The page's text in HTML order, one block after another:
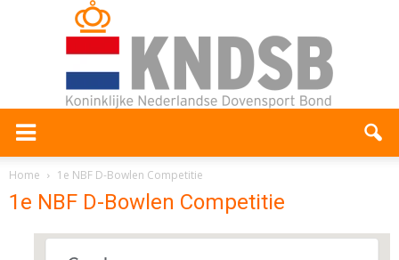
Home 1e NBF D-Bowlen Competitie
1e NBF D-Bowlen Competitie